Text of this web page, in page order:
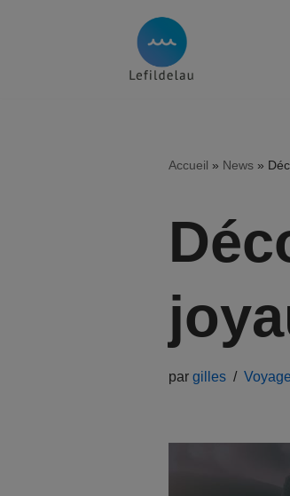
Accueil » News»
par gilles